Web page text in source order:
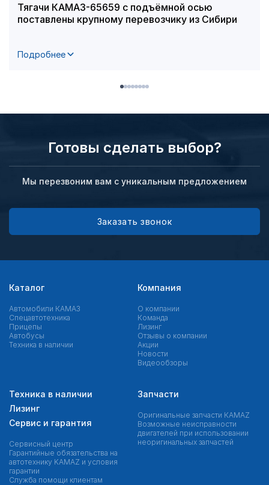
Тягачи КАМАЗ-65659 с подъёмной осью
поставлены крупному перевозчику из Сибири
Подробнее
Готовы сделать выбор?
Мы перезвоним вам с уникальным предложением
Заказать звонок
Каталог
Автомобили КАМАЗ
Спецавтотехника
Прицепы
Автобусы
Техника в наличии
Компания
О компании
Команда
Лизинг
Отзывы о компании
Акции
Новости
Видеообзоры
Техника в наличии
Лизинг
Сервис и гарантия
Сервисный центр
Гарантийные обязательства на
автотехнику KAMAZ и условия
гарантии
Служба помощи клиентам
Запчасти
Оригинальные запчасти КAMAZ
Возможные неисправности
двигателей при использовании
неоригинальных запчастей